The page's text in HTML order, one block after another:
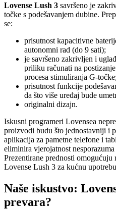
Lovense Lush 3 savršeno je
točke s podešavanjem dubine.
se:
prisutnost kapacitivne
autonomni rad (do 9 sati);
je savršeno zakrivljen i
priliku računati na
procesa stimuliranja G-točke;
prisutnost funkcije
da što više uređaj bude
originalni dizajn.
Iskusni programeri Lovensea
proizvodi budu što jednostavniji i
aplikacija za pametne telefone i
eliminira vjerojatnost
Prezentirane prednosti
Lovense Lush 3 za kućnu
Naše iskustvo:
prevara?